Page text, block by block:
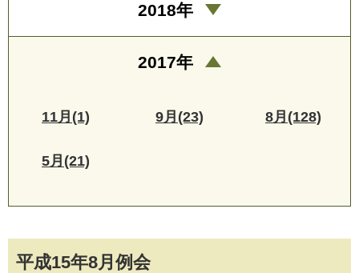
平成15年8月例会
2018年
2017年
11月(1) 9月(23) 8月(128)
5月(21)